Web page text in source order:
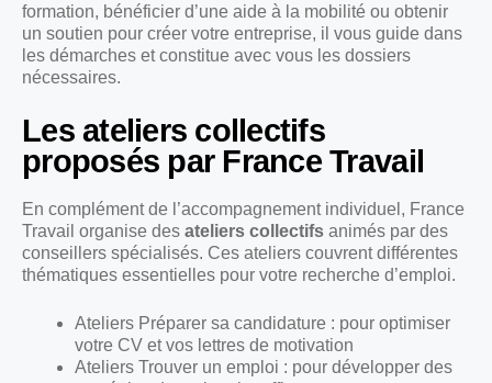
formation, bénéficier d’une aide à la mobilité ou obtenir
un soutien pour créer votre entreprise, il vous guide dans
les démarches et constitue avec vous les dossiers
nécessaires.
Les ateliers collectifs
proposés par France Travail
En complément de l’accompagnement individuel, France
Travail organise des ateliers collectifs animés par des
conseillers spécialisés. Ces ateliers couvrent différentes
thématiques essentielles pour votre recherche d’emploi.
Ateliers Préparer sa candidature : pour optimiser
votre CV et vos lettres de motivation
Ateliers Trouver un emploi : pour développer des